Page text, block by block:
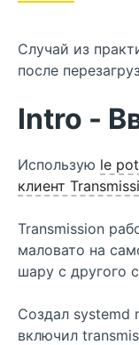
Случай из
после
Intro -
Использую le
клиент
Transmission
маловато на
шару c другого
Создал systemd
включил